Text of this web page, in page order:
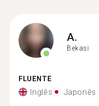
A.
Bekasi
FLUENTE
Inglês Japonês